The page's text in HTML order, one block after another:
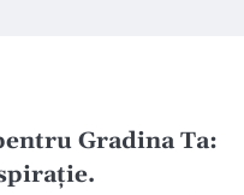
Gradina Ta: